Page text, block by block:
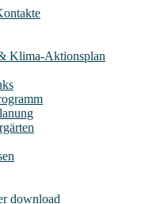
Klima-Aktionsplan
download